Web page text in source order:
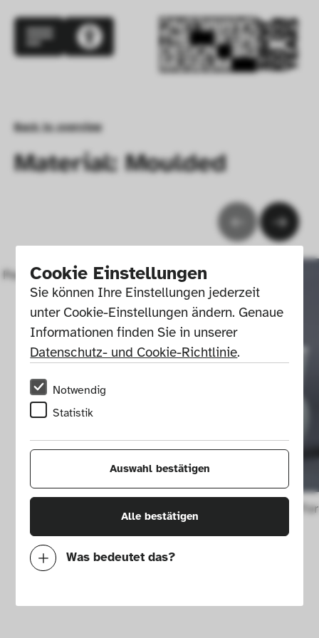
Cookie Einstellungen
Sie können Ihre Einstellungen jederzeit
unter Cookie-Einstellungen ändern. Genaue
Informationen finden Sie in unserer
Datenschutz- und Cookie-Richtlinie.
Notwendig
Statistik
Auswahl bestätigen
Alle bestätigen
Was bedeutet das?
Mit diesen Cookies können wir durch
Back to overview
Material: Moulded
Perfume bottles for Chanel No 5
Hallesche